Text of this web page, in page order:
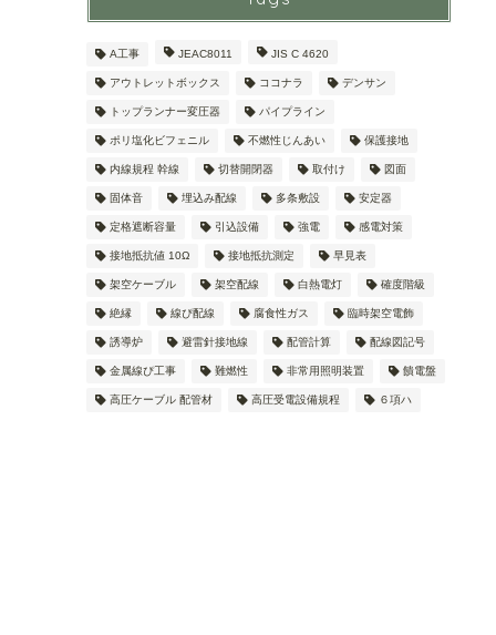
A工事 JEAC8011 JIS C 4620
アウトレットボックス ココナラ デンサン
トップランナー変圧器 パイプライン
ポリ塩化ビフェニル 不燃性じんあい 保護接地
内線規程 幹線 切替開閉器 取付け 図面
固体音 埋込み配線 多条敷設 安定器
定格遮断容量 引込設備 強電 感電対策
接地抵抗値 10Ω 接地抵抗測定 早見表
架空ケーブル 架空配線 白熱電灯 確度階級
絶縁 線ぴ配線 腐食性ガス 臨時架空電飾
誘導炉 避雷針接地線 配管計算 配線図記号
金属線ぴ工事 難燃性 非常用照明装置 饋電盤
高圧ケーブル 配管材 高圧受電設備規程 ６項ハ